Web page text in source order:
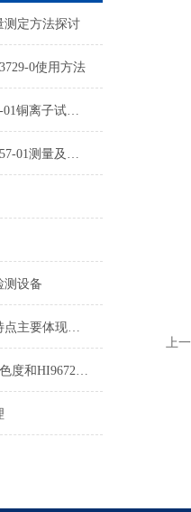
测定方法探讨
0使用方法
意大利哈纳HI93702-01铜离子试剂图片及参数
哈纳臭氧试剂HI93757-01测量及注意事项
测设备
在线溶解氧测定仪特点主要体现在这几个方面
意大利哈纳HI97727色度和HI96727色度的区别
上